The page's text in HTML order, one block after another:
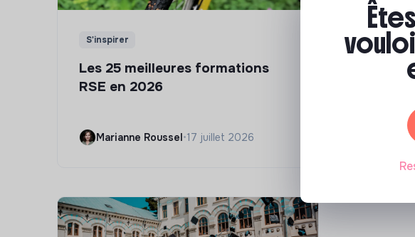
S'inspirer
Les 25 meilleures formations
RSE en 2026
Marianne Roussel•17 juillet 2026